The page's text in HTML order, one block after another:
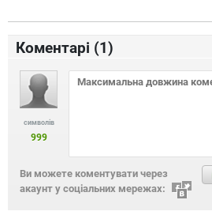
Коментарі (1)
символів
999
Ви можете коментувати через
акаунт у соціальних мережах: